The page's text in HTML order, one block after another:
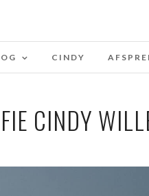
CINDY
CINDY